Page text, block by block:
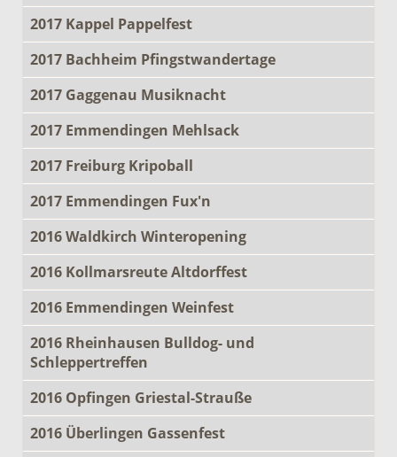
2017 Kappel Pappelfest
2017 Bachheim Pfingstwandertage
2017 Gaggenau Musiknacht
2017 Emmendingen Mehlsack
2017 Freiburg Kripoball
2017 Emmendingen Fux'n
2016 Waldkirch Winteropening
2016 Kollmarsreute Altdorffest
2016 Emmendingen Weinfest
2016 Rheinhausen Bulldog- und
Schleppertreffen
2016 Opfingen Griestal-Strauße
2016 Überlingen Gassenfest